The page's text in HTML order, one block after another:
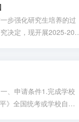
步强化研究生培养的过
决定，现开展2025-202
、申请条件1.完成学校
》全国统考或学校自命